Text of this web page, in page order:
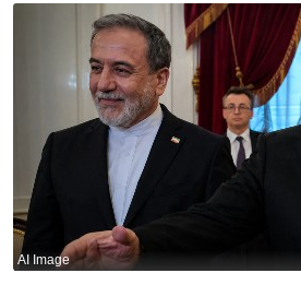
त
र्रा
ष्ट्री
य
AI Image